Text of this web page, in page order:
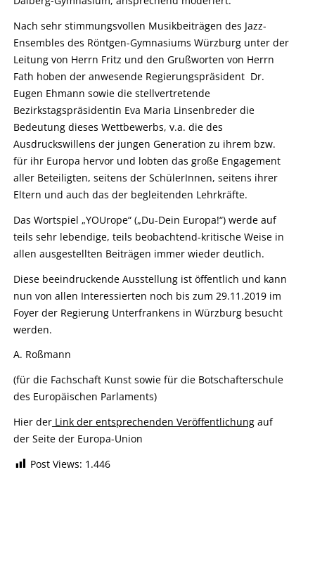
Nach sehr stimmungsvollen Musikbeiträgen des Jazz-
Ensembles des Röntgen-Gymnasiums Würzburg unter der
Leitung von Herrn Fritz und den Grußworten von Herrn
Fath hoben der anwesende Regierungspräsident Dr.
Eugen Ehmann sowie die stellvertretende
Bezirkstagspräsidentin Eva Maria Linsenbreder die
Bedeutung dieses Wettbewerbs, v.a. die des
Ausdruckswillens der jungen Generation zu ihrem bzw.
für ihr Europa hervor und lobten das große Engagement
aller Beteiligten, seitens der SchülerInnen, seitens ihrer
Eltern und auch das der begleitenden Lehrkräfte.
Das Wortspiel „YOUrope“ („Du-Dein Europa!“) werde auf
teils sehr lebendige, teils beobachtend-kritische Weise in
allen ausgestellten Beiträgen immer wieder deutlich.
Diese beeindruckende Ausstellung ist öffentlich und kann
nun von allen Interessierten noch bis zum 29.11.2019 im
Foyer der Regierung Unterfrankens in Würzburg besucht
werden.
A. Roßmann
(für die Fachschaft Kunst sowie für die Botschafterschule
des Europäischen Parlaments)
Hier derLink der entsprechenden Veröffentlichungauf
der Seite der Europa-Union
Post Views: 1.446